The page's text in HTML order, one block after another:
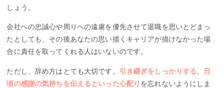
しょう。
会社への忠誠心や周りへの遠慮を優先させて退職を思いとどまっ
たとしても、その後あなたの思い描くキャリアが描けなかった場
合に責任を取ってくれる人はいないのです。
ただし、辞め方はとても大切です。 引き継ぎをしっかりする、日
頃の感謝の気持ちを伝えるといった心配り を忘れないようにしま